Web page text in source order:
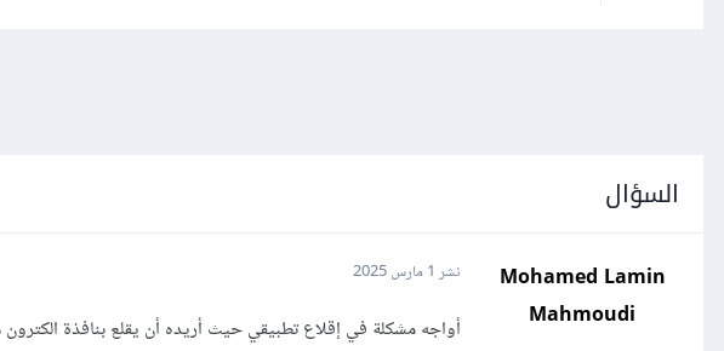
السؤال
Mohamed Lamin
Mahmoudi
نشر 1 مارس 2025
أواجه مشكلة في إقلاع تطبيقي حيث أريده أن يقلع بنافذة